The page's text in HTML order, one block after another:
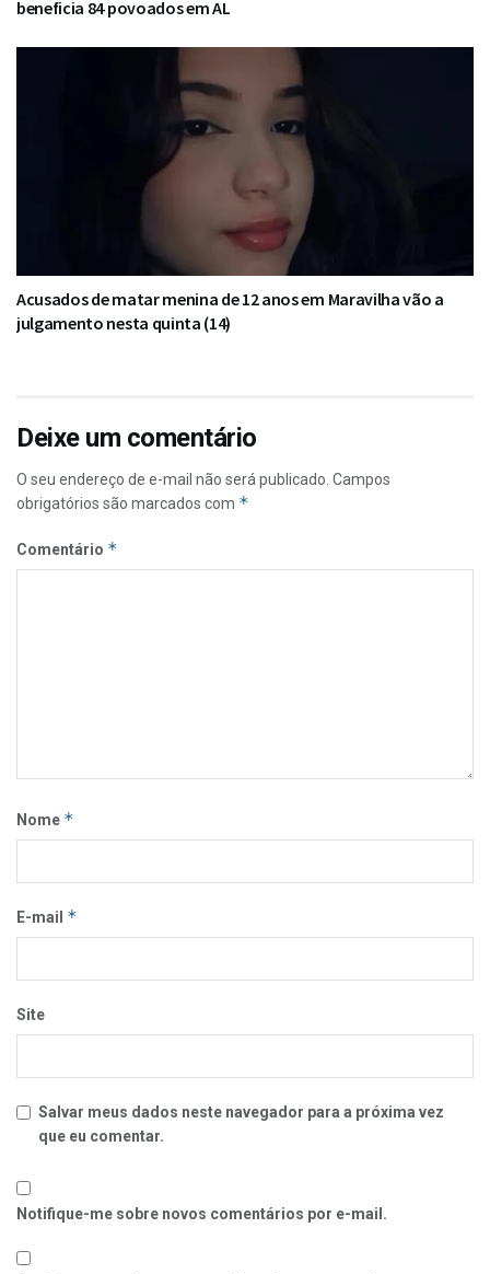
beneficia 84 povoados em AL
Acusados de matar menina de 12 anos em Maravilha vão a
julgamento nesta quinta (14)
Deixe um comentário
O seu endereço de e-mail não será publicado. Campos
obrigatórios são marcados com *
Comentário *
Nome *
E-mail *
Site
Salvar meus dados neste navegador para a próxima vez
que eu comentar.
Notifique-me sobre novos comentários por e-mail.